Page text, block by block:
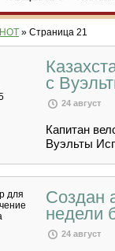
» Страница 21
с
24 август
Капитан
Вуэльты
Создан
недели
24 август